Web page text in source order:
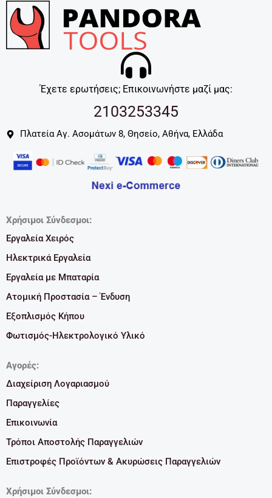
Έχετε ερωτήσεις; Επικοινωνήστε μαζί μας:
2103253345
Πλατεία Αγ. Ασομάτων 8, Θησείο, Αθήνα, Ελλάδα
Χρήσιμοι Σύνδεσμοι:
Εργαλεία Χειρός
Ηλεκτρικά Εργαλεία
Εργαλεία με Μπαταρία
Ατομική Προστασία – Ένδυση
Εξοπλισμός Κήπου
Φωτισμός-Ηλεκτρολογικό Υλικό
Αγορές:
Διαχείριση Λογαριασμού
Παραγγελίες
Επικοινωνία
Τρόποι Αποστολής Παραγγελιών
Επιστροφές Προϊόντων & Ακυρώσεις Παραγγελιών
Χρήσιμοι Σύνδεσμοι: